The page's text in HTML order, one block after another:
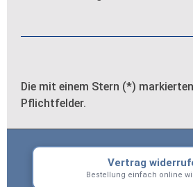
Die mit einem Stern (*)
Pflichtfelder.
Vertrag
Bestellung einfach online